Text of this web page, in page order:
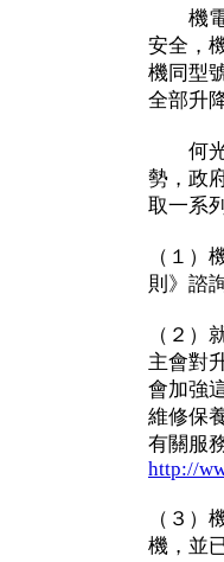
機電
安全，
機同型
全部升
何光
勢，政
取一系
（１）
則》諮
（２）
主會對
會加強
維修保
有關服
http://
（３）
機，並